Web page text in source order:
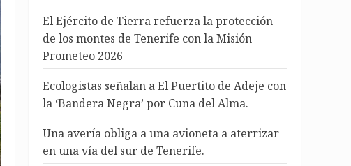
El Ejército de Tierra refuerza la protección
de los montes de Tenerife con la Misión
Prometeo 2026
Ecologistas señalan a El Puertito de Adeje con
la ‘Bandera Negra’ por Cuna del Alma.
Una avería obliga a una avioneta a aterrizar
en una vía del sur de Tenerife.